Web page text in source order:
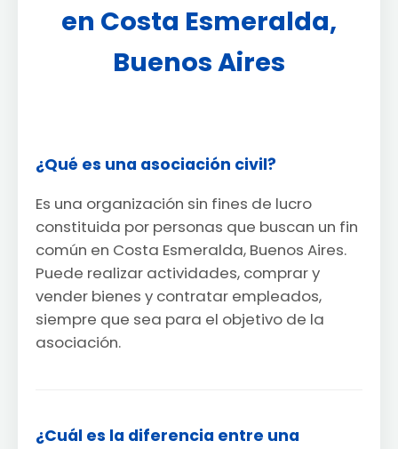
en Costa Esmeralda,
Buenos Aires
¿Qué es una asociación civil?
Es una organización sin fines de lucro
constituida por personas que buscan un fin
común en Costa Esmeralda, Buenos Aires.
Puede realizar actividades, comprar y
vender bienes y contratar empleados,
siempre que sea para el objetivo de la
asociación.
¿Cuál es la diferencia entre una